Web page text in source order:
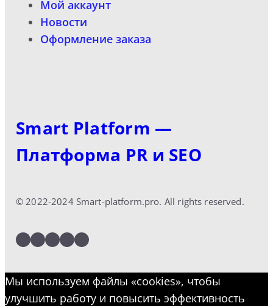
Мой аккаунт
Новости
Оформление заказа
Smart Platform —
Платформа PR и SEO
© 2022-2024 Smart-platform.pro. All rights reserved.
LinkedIn
Facebook
Twitter
Instagram
YouTube
Мы используем файлы «cookies», чтобы
улучшить работу и повысить эффективность